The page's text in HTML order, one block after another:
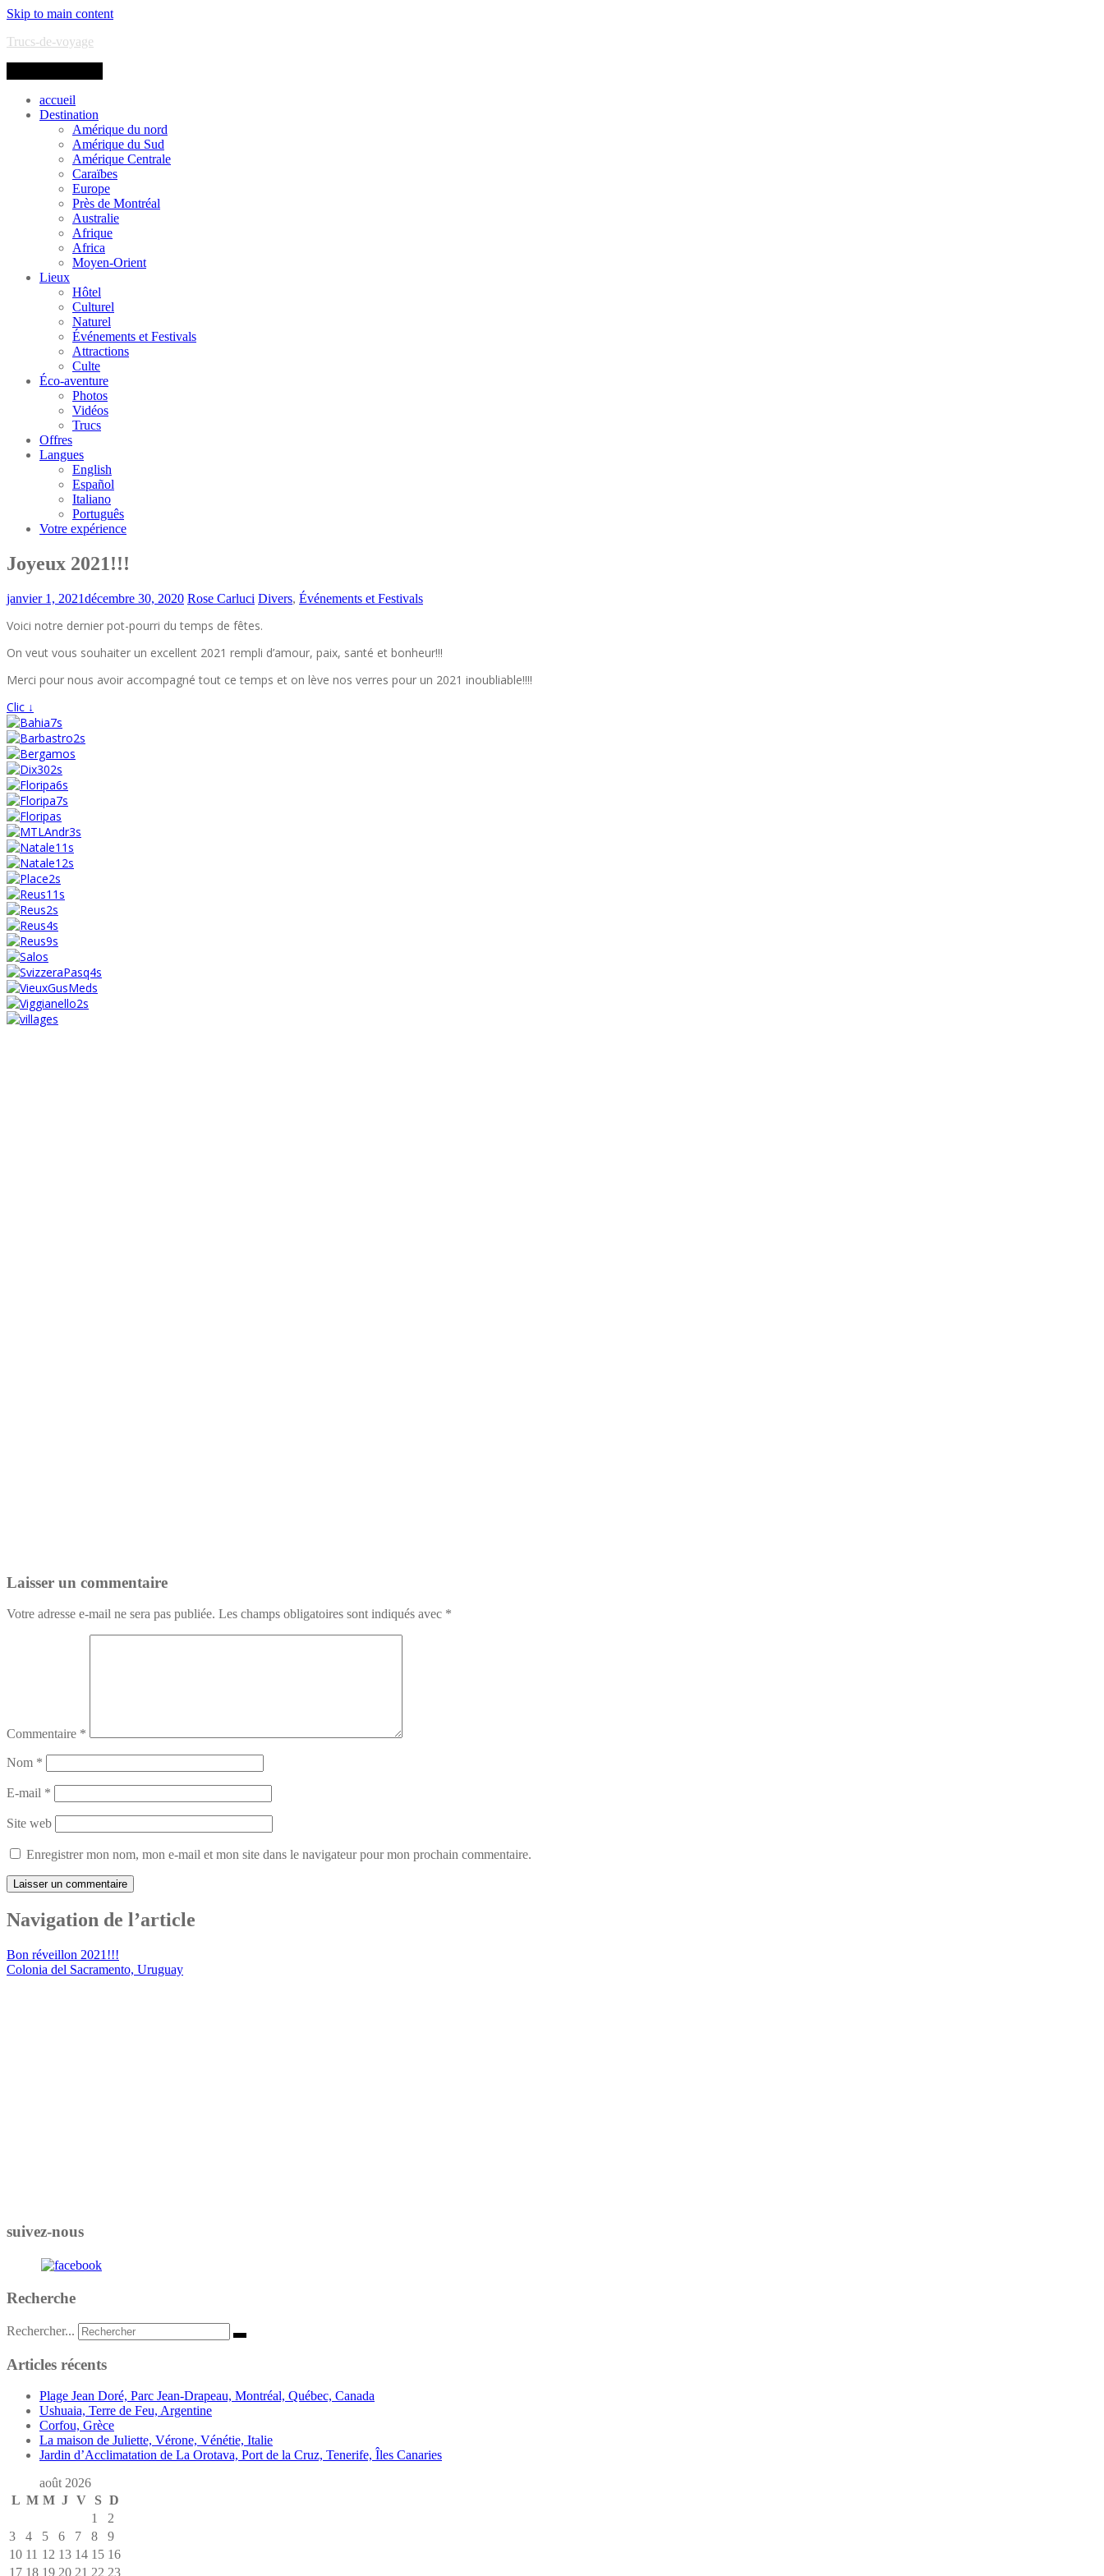
Skip to main content
Trucs-de-voyage
accueil
Destination
Amérique du nord
Amérique du Sud
Amérique Centrale
Caraïbes
Europe
Près de Montréal
Australie
Afrique
Africa
Moyen-Orient
Lieux
Hôtel
Culturel
Naturel
Événements et Festivals
Attractions
Culte
Éco-aventure
Photos
Vidéos
Trucs
Offres
Langues
English
Español
Italiano
Português
Votre expérience
Joyeux 2021!!!
janvier 1, 2021décembre 30, 2020 Rose Carluci Divers, Événements et Festivals
Voici notre dernier pot-pourri du temps de fêtes.
On veut vous souhaiter un excellent 2021 rempli d’amour, paix, santé et bonheur!!!
Merci pour nous avoir accompagné tout ce temps et on lève nos verres pour un 2021 inoubliable!!!!
Clic ↓
Laisser un commentaire
Votre adresse e-mail ne sera pas publiée. Les champs obligatoires sont indiqués avec *
Commentaire *
Nom *
E-mail *
Site web
Enregistrer mon nom, mon e-mail et mon site dans le navigateur pour mon prochain commentaire.
Navigation de l’article
Bon réveillon 2021!!!
Colonia del Sacramento, Uruguay
suivez-nous
Recherche
Rechercher...
Articles récents
Plage Jean Doré, Parc Jean-Drapeau, Montréal, Québec, Canada
Ushuaia, Terre de Feu, Argentine
Corfou, Grèce
La maison de Juliette, Vérone, Vénétie, Italie
Jardin d’Acclimatation de La Orotava, Port de la Cruz, Tenerife, Îles Canaries
août 2026
L M M J V S D
1
2
3
4 5 6 7 8
9
10 11 12 13 14 15 16
17 18 19 20 21 22 23